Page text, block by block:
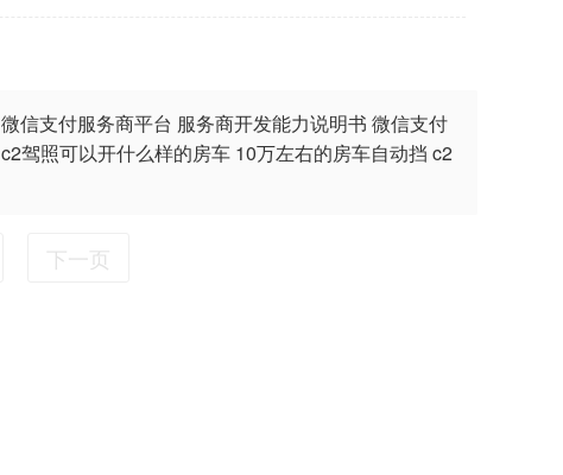
微信支付服务商平台 服务商开发能力说明书 微信支付
c2驾照可以开什么样的房车 10万左右的房车自动挡 c2
下一页